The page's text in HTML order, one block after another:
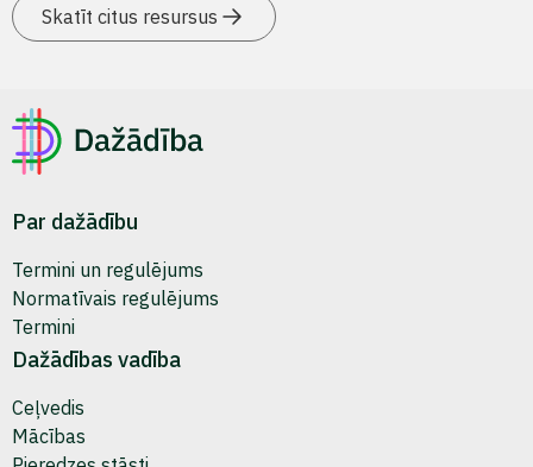
Skatīt citus resursus
Par dažādību
Termini un regulējums
Normatīvais regulējums
Termini
Dažādības vadība
Ceļvedis
Mācības